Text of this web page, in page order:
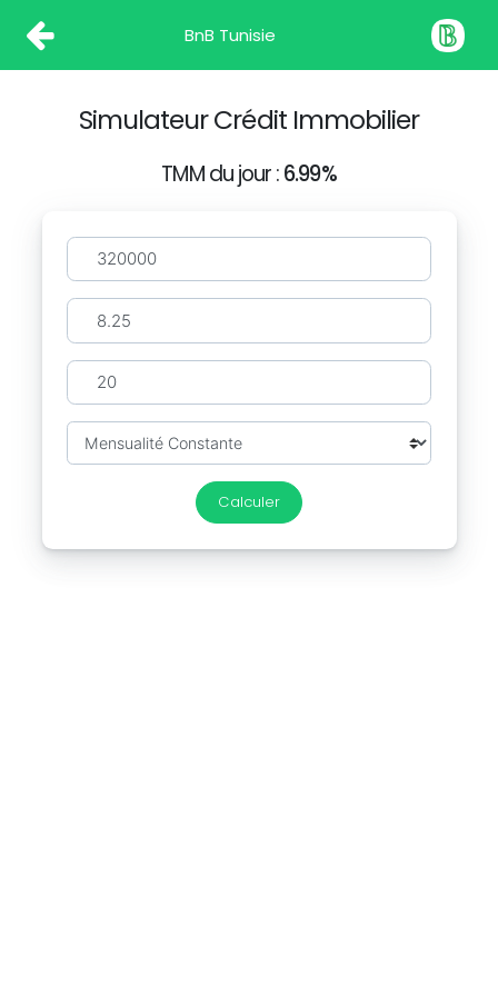
BnB Tunisie
Simulateur Crédit Immobilier
TMM du jour :6.99%
Calculer